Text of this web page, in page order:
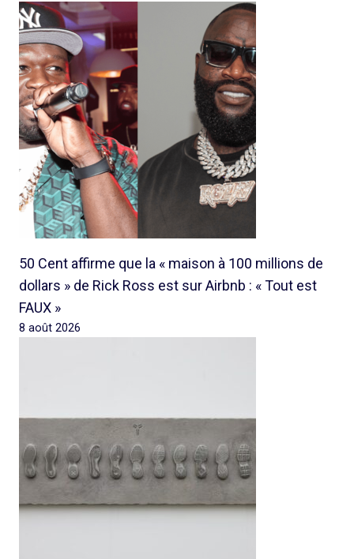
50 Cent affirme que la « maison à 100 millions de
dollars » de Rick Ross est sur Airbnb : « Tout est
FAUX »
8 août 2026